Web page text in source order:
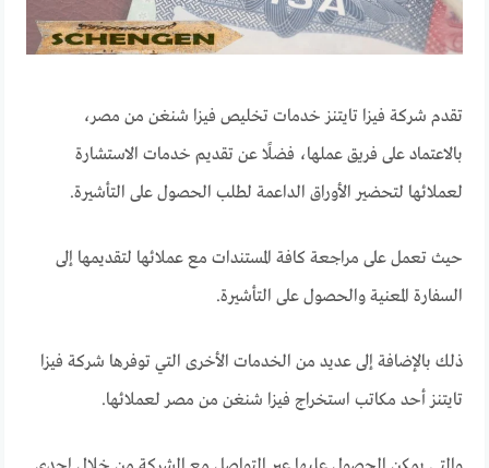
تقدم شركة فيزا تايتنز خدمات تخليص فيزا شنغن من مصر،
بالاعتماد على فريق عملها، فضلًا عن تقديم خدمات الاستشارة
لعملائها لتحضير الأوراق الداعمة لطلب الحصول على التأشيرة.
حيث تعمل على مراجعة كافة المستندات مع عملائها لتقديمها إلى
السفارة المعنية والحصول على التأشيرة.
ذلك بالإضافة إلى عديد من الخدمات الأخرى التي توفرها شركة فيزا
تايتنز أحد مكاتب استخراج فيزا شنغن من مصر لعملائها.